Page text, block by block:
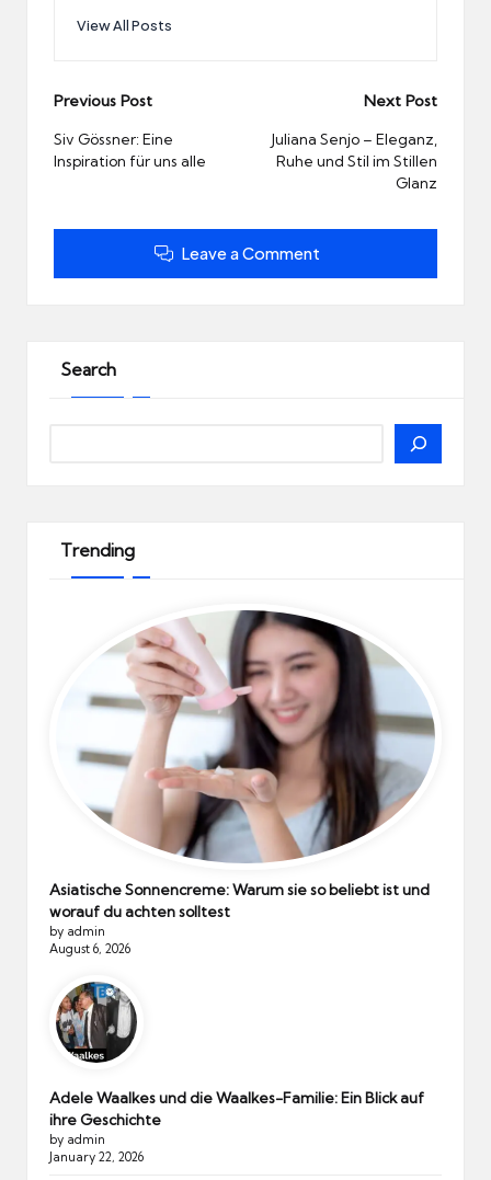
View All Posts
Post
navigation
Previous Post
Siv Gössner: Eine
Inspiration für uns alle
Next Post
Juliana Senjo – Eleganz,
Ruhe und Stil im Stillen
Glanz
Leave a Comment
Search
Trending
Asiatische Sonnencreme: Warum sie so beliebt ist und
worauf du achten solltest
by admin
August 6, 2026
Adele Waalkes und die Waalkes-Familie: Ein Blick auf
ihre Geschichte
by admin
January 22, 2026